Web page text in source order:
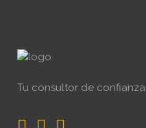
Tu consultor de confianza